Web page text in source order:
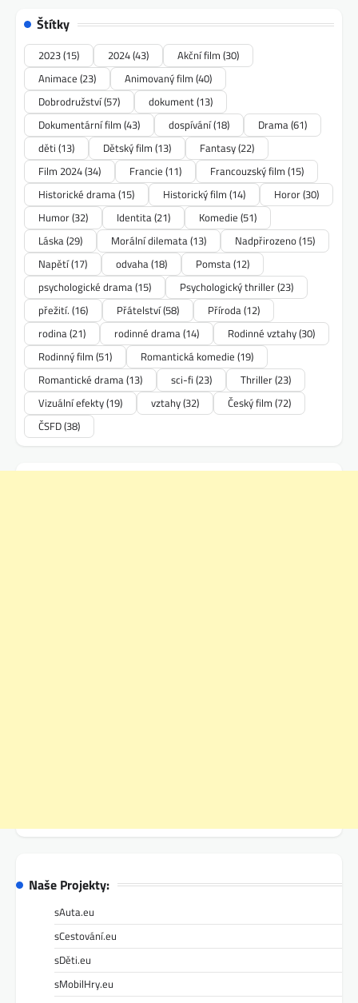
Štítky
2023(15) 2024(43) Akční film (30)
Animace (23) Animovaný film (40)
Dobrodružství(57) dokument(13)
Dokumentární film (43) dospívání(18) Drama(61)
děti (13) Dětský film (13) Fantasy(22)
Film 2024(34) Francie (11) Francouzský film (15)
Historické drama(15) Historický film (14) Horor(30)
Humor(32) Identita(21) Komedie (51)
Láska(29) Morální dilemata(13) Nadpřirozeno(15)
Napětí(17) odvaha(18) Pomsta(12)
psychologické drama(15) Psychologický thriller(23)
přežití. (16) Přátelství(58) Příroda(12)
rodina(21) rodinné drama(14) Rodinné vztahy(30)
Rodinný film (51) Romantická komedie (19)
Romantické drama(13) sci-fi (23) Thriller(23)
Vizuální efekty(19) vztahy(32) Český film (72)
ČSFD(38)
Naše Projekty:
sAuta.eu
sCestování.eu
sDěti.eu
sMobilHry.eu